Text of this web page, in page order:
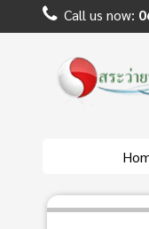
Call us now: